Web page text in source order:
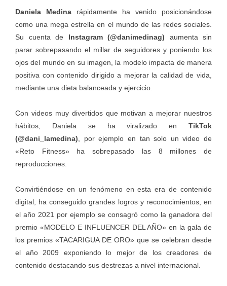
Daniela Medina rápidamente ha venido posicionándose
como una mega estrella en el mundo de las redes sociales.
Su cuenta de Instagram (@danimedinag) aumenta sin
parar sobrepasando el millar de seguidores y poniendo los
ojos del mundo en su imagen, la modelo impacta de manera
positiva con contenido dirigido a mejorar la calidad de vida,
mediante una dieta balanceada y ejercicio.
Con videos muy divertidos que motivan a mejorar nuestros
hábitos, Daniela se ha viralizado en TikTok
(@dani_lamedina), por ejemplo en tan solo un video de
«Reto Fitness» ha sobrepasado las 8 millones de
reproducciones.
Convirtiéndose en un fenómeno en esta era de contenido
digital, ha conseguido grandes logros y reconocimientos, en
el año 2021 por ejemplo se consagró como la ganadora del
premio «MODELO E INFLUENCER DEL AÑO» en la gala de
los premios «TACARIGUA DE ORO» que se celebran desde
el año 2009 exponiendo lo mejor de los creadores de
contenido destacando sus destrezas a nivel internacional.